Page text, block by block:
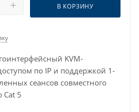
В КОРЗИНУ
KVM-
по IP и поддержкой 1-
сеансов совместного
Cat 5